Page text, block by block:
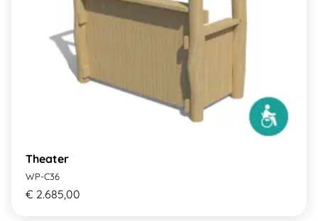
Theater
WP-C36
€ 2.685,00